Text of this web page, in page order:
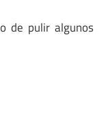
de pulir algunos